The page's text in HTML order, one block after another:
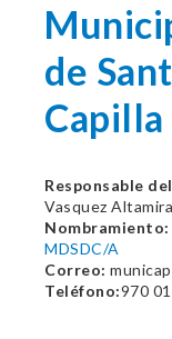
de
Capilla
Responsable
Vasquez
Nombramiento:
MDSDC/A
Correo:
Teléfono:970